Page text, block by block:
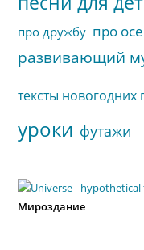
про дружбу про
развивающий
тексты новогодних
уроки футажи
Мироздание